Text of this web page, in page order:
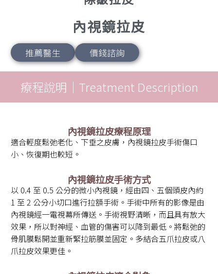
內視鏡拉皮
推薦醫生 價錢諮詢
療程說明｜Treatment Description
內視鏡拉皮療程原理
適合輕度鬆弛老化、下垂之皮膚，內視鏡拉皮手術傷口
小、恢復期也較短。
內視鏡拉皮手術方式
以 0.4 至 0.5 公分的微小內視鏡，經由四、五個頭皮內約
1 至 2 公分小切口進行拉額手術。手術中所有的影像是由
內視鏡經一電視幕所傳送。手術視野清晰，而且具有放大
效果，所以對神經、血管的傷害可以降到最低。將鬆弛的
骨肌膜鬆開並重新緊拉筋膜並固定。多結合五爪拉皮或八
爪拉皮效果更佳。